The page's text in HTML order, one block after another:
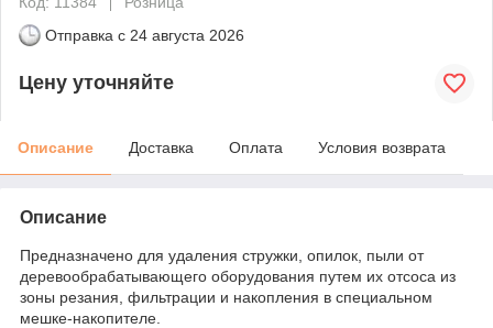
Отправка с 24 августа 2026
Цену уточняйте
Описание Доставка Оплата Условия возврата
Описание
Предназначено для удаления стружки, опилок, пыли от
деревообрабатывающего оборудования путем их отсоса из
зоны резания, фильтрации и накопления в специальном
мешке-накопителе.